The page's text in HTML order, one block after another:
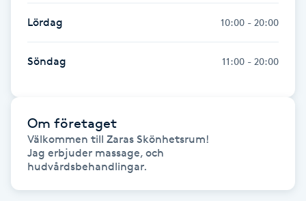
Funktionsanalys
Föning
Gel naglar
Gelenaglar
Lördag 10:00 - 20:00
Söndag 11:00 - 20:00
Om företaget
Välkommen till Zaras Skönhetsrum!
Jag erbjuder massage, och